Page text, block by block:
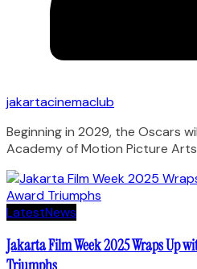
jakartacinemaclub
Beginning in 2029, the Oscars
Academy of Motion Picture
LatestNews
Jakarta Film Week 2025 Wraps Up